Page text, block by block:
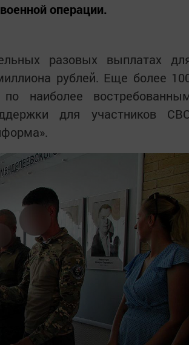
операции.
разовых выплатах
рублей. Еще более
наиболее
для участников